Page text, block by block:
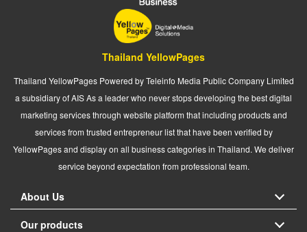
Thailand YellowPages
Thailand YellowPages Powered by Teleinfo Media Public Company Limited
a subsidiary of AIS As a leader who never stops developing the best digital
marketing services through website platform that including products and
services from trusted entrepreneur list that have been verified by
YellowPages and display on all business categories in Thailand. We deliver
service beyond expectation from professional team.
About Us
Our products